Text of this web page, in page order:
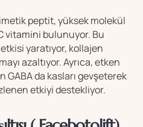
peptit, yüksek molekül
vitamini bulunuyor. Bu
yaratıyor, kollajen
azaltıyor. Ayrıca, etken
GABA da kasları gevşeterek
etkiyi destekliyor.